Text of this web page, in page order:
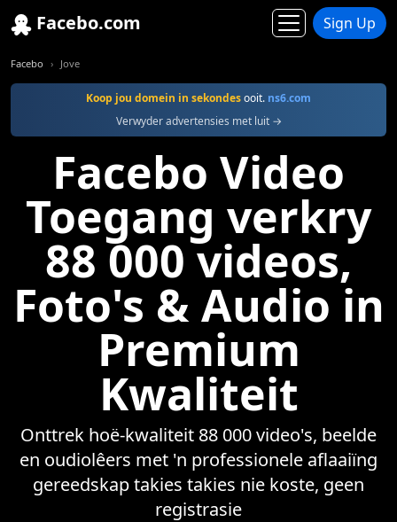
Facebo.com Sign Up
Facebo Jove
Koop jou domein in sekondesooit. ns6.com
Verwyder advertensies met luit →
Facebo Video
Toegang verkry
88 000 videos,
Foto's & Audio in
Premium
Kwaliteit
Onttrek hoë-kwaliteit 88 000 video's, beelde
en oudiolêers met 'n professionele aflaaiïng
gereedskap takies takies nie koste, geen
registrasie